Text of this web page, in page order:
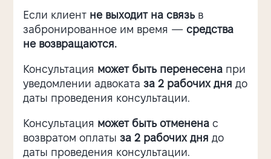
Если клиент не выходит на связьв
забронированное им время —средства
не возвращаются.
Консультация может быть перенесена при
уведомлении адвокатаза 2 рабочих дня до
даты проведения консультации.
Консультация может быть отменена с
возвратом оплатыза 2 рабочих дня до
даты проведения консультации.